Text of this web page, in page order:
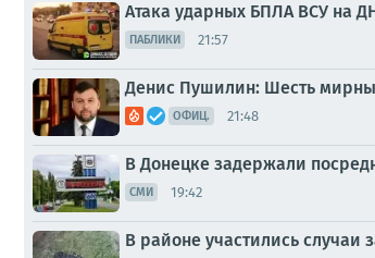
Атака ударных БПЛА ВСУ на
ПАБЛИКИ 21:57
Денис Пушилин: Шесть
ОФИЦ. 21:48
В Донецке задержали
СМИ 19:42
В районе участились случаи